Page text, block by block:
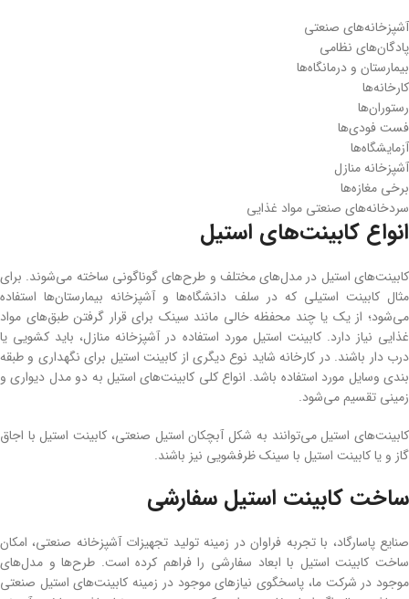
آشپزخانه‌های صنعتی
پادگان‌های نظامی
بیمارستان و درمانگاه‌ها
کارخانه‌ها
رستوران‌ها
فست فودی‌ها
آزمایشگاه‌ها
آشپزخانه منازل
برخی مغازه‌ها
سردخانه‌های صنعتی مواد غذایی
انواع کابینت‌های استیل
کابینت‌های استیل در مدل‌های مختلف و طرح‌های گوناگونی ساخته می‌شوند. برای
مثال کابینت استیلی که در سلف دانشگاه‌ها و آشپزخانه بیمارستان‌ها استفاده
می‌شود؛ از یک یا چند محفظه خالی مانند سینک برای قرار گرفتن طبق‌های مواد
غذایی نیاز دارد. کابینت استیل مورد استفاده در آشپزخانه منازل، باید کشویی یا
درب دار باشند. در کارخانه شاید نوع دیگری از کابینت استیل برای نگهداری و طبقه
بندی وسایل مورد استفاده باشد. انواع کلی کابینت‌های استیل به دو مدل دیواری و
زمینی تقسیم می‌شود.
کابینت‌های استیل می‌توانند به شکل آبچکان استیل صنعتی، کابینت استیل با اجاق
گاز و یا کابینت استیل با سینک ظرفشویی نیز باشند.
ساخت کابینت استیل سفارشی
صنایع پاسارگاد، با تجربه فراوان در زمینه تولید تجهیزات آشپزخانه صنعتی، امکان
ساخت کابینت استیل با ابعاد سفارشی را فراهم کرده است. طرح‌ها و مدل‌های
موجود در شرکت ما، پاسخگوی نیازهای موجود در زمینه کابینت‌های استیل صنعتی